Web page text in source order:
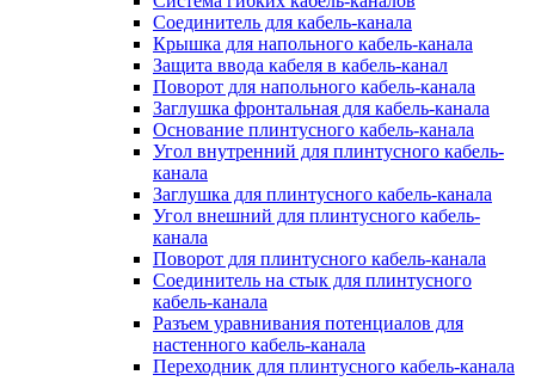
Соединитель для кабель-канала
Крышка для напольного кабель-канала
Защита ввода кабеля в кабель-канал
Поворот для напольного кабель-канала
Заглушка фронтальная для кабель-канала
Основание плинтусного кабель-канала
Угол внутренний для плинтусного кабель-
канала
Заглушка для плинтусного кабель-канала
Угол внешний для плинтусного кабель-
канала
Поворот для плинтусного кабель-канала
Соединитель на стык для плинтусного
кабель-канала
Разъем уравнивания потенциалов для
настенного кабель-канала
Переходник для плинтусного кабель-канала